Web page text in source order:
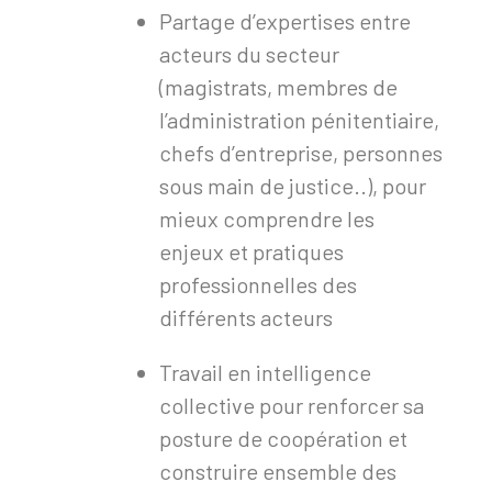
Partage d’expertises entre
acteurs du secteur
(magistrats, membres de
l’administration pénitentiaire,
chefs d’entreprise, personnes
sous main de justice..), pour
mieux comprendre les
enjeux et pratiques
professionnelles des
différents acteurs
Travail en intelligence
collective pour renforcer sa
posture de coopération et
construire ensemble des